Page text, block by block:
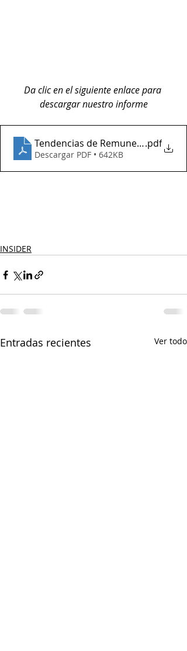
Da clic en el siguiente enlace para
descargar nuestro informe
Tendencias de Remuneración Feb
.pdf
Descargar PDF • 642KB
INSIDER
Entradas recientes Ver todo